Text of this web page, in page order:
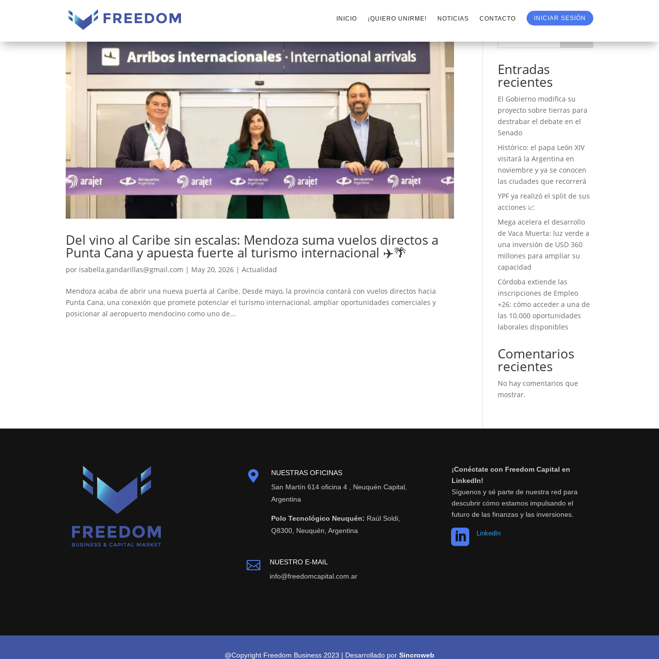
INICIO ¡QUIERO UNIRME! NOTICIAS CONTACTO INICIAR SESIÓN
Del vino al Caribe sin escalas: Mendoza suma vuelos directos a
Punta Cana y apuesta fuerte al turismo internacional ✈️🌴
por isabella.gandarillas@gmail.com | May 20, 2026 |Actualidad
Mendoza acaba de abrir una nueva puerta al Caribe. Desde mayo, la provincia contará con vuelos directos hacia
Punta Cana, una conexión que promete potenciar el turismo internacional, ampliar oportunidades comerciales y
posicionar al aeropuerto mendocino como uno de...
Entradas
recientes
El Gobierno modifica su
proyecto sobre tierras para
destrabar el debate en el
Senado
Histórico: el papa León XIV
visitará la Argentina en
noviembre y ya se conocen
las ciudades que recorrerá
YPF ya realizó el split de sus
acciones 📈
Mega acelera el desarrollo
de Vaca Muerta: luz verde a
una inversión de USD 360
millones para ampliar su
capacidad
Córdoba extiende las
inscripciones de Empleo
+26: cómo acceder a una de
las 10.000 oportunidades
laborales disponibles
Comentarios
recientes
No hay comentarios que
mostrar.

NUESTRAS OFICINAS
San Martín 614 oficina 4 , Neuquén Capital,
Argentina
Polo Tecnológico Neuquén: Raúl Soldi,
Q8300, Neuquén, Argentina

NUESTRO E-MAIL
info@freedomcapital.com.ar
¡Conéctate con Freedom Capital en
LinkedIn!
Síguenos y sé parte de nuestra red para
descubrir cómo estamos impulsando el
futuro de las finanzas y las inversiones.
 LinkedIn
@Copyright Freedom Business 2023 | Desarrollado por Sincroweb